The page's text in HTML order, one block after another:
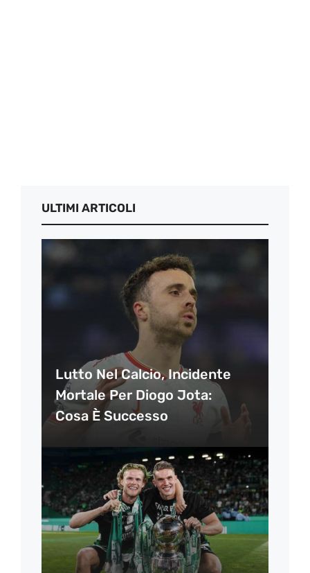
ULTIMI ARTICOLI
Lutto Nel Calcio, Incidente
Mortale Per Diogo Jota:
Cosa È Successo